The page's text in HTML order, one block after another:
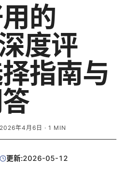
的
度评
指南与
2026年4月6日 · 1 MIN
更新:2026-05-12